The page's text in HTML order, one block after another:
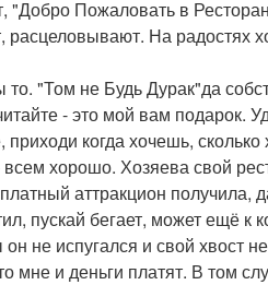
"Добро Пожаловать в
расцеловывают. На радостях
"Том не Будь Дурак"да
- это мой вам подарок.
когда хочешь, сколько
всем хорошо. Хозяева свой
аттракцион получила,
пускай бегает, может ещё к
не испугался и свой хвост
мне и деньги платят. В том